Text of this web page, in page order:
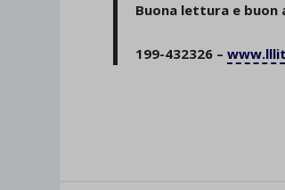
Buona lettura e buon
199-432326 –